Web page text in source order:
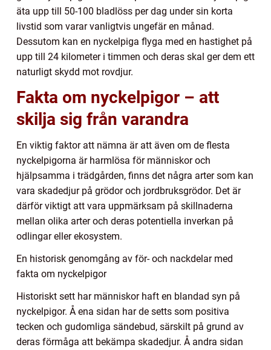
äta upp till 50-100 bladlöss per dag under sin korta
livstid som varar vanligtvis ungefär en månad.
Dessutom kan en nyckelpiga flyga med en hastighet på
upp till 24 kilometer i timmen och deras skal ger dem ett
naturligt skydd mot rovdjur.
Fakta om nyckelpigor – att
skilja sig från varandra
En viktig faktor att nämna är att även om de flesta
nyckelpigorna är harmlösa för människor och
hjälpsamma i trädgården, finns det några arter som kan
vara skadedjur på grödor och jordbruksgrödor. Det är
därför viktigt att vara uppmärksam på skillnaderna
mellan olika arter och deras potentiella inverkan på
odlingar eller ekosystem.
En historisk genomgång av för- och nackdelar med
fakta om nyckelpigor
Historiskt sett har människor haft en blandad syn på
nyckelpigor. Å ena sidan har de setts som positiva
tecken och gudomliga sändebud, särskilt på grund av
deras förmåga att bekämpa skadedjur. Å andra sidan